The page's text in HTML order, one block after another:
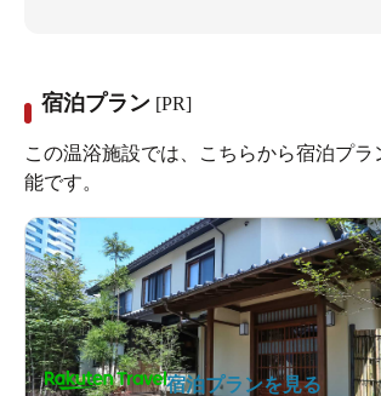
宿泊プラン [PR]
この温浴施設では、こちらから宿泊プラ
能です。
宿泊プランを見る